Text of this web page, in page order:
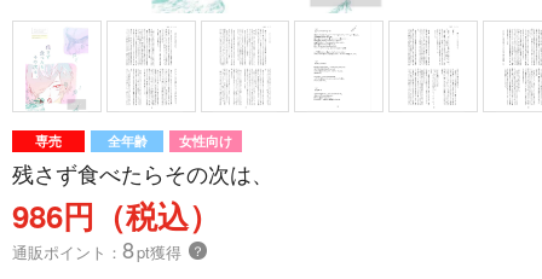
専売 全年齢 女性向け
残さず食べたらその次は、
986円（税込）
通販ポイント： 8pt獲得 ？